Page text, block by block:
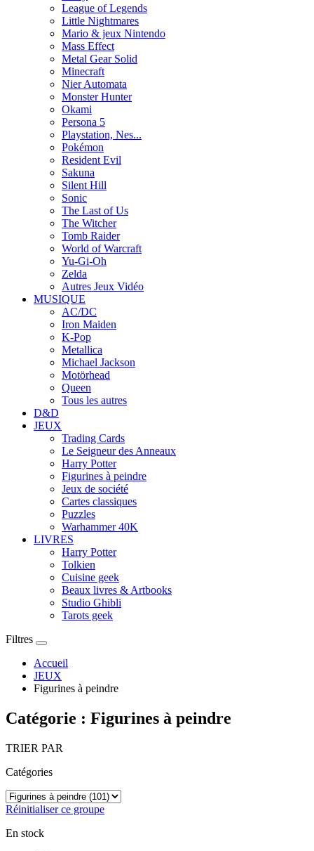
League of Legends
Little Nightmares
Mario & jeux Nintendo
Mass Effect
Metal Gear Solid
Minecraft
Nier Automata
Monster Hunter
Okami
Persona 5
Playstation, Nes...
Pokémon
Resident Evil
Sakuna
Silent Hill
Sonic
The Last of Us
The Witcher
Tomb Raider
World of Warcraft
Yu-Gi-Oh
Zelda
Autres Jeux Vidéo
MUSIQUE
AC/DC
Iron Maiden
K-Pop
Metallica
Michael Jackson
Motörhead
Queen
Tous les autres
D&D
JEUX
Trading Cards
Le Seigneur des Anneaux
Harry Potter
Figurines à peindre
Jeux de société
Cartes classiques
Puzzles
Warhammer 40K
LIVRES
Harry Potter
Tolkien
Cuisine geek
Beaux livres & Artbooks
Studio Ghibli
Tarots geek
Filtres
Accueil
JEUX
Figurines à peindre
Catégorie : Figurines à peindre
TRIER PAR
Catégories
Réinitialiser ce groupe
En stock